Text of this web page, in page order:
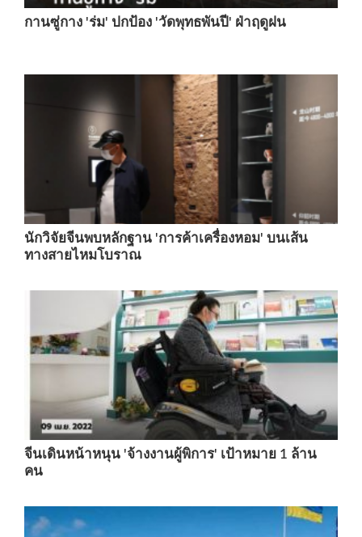
กานซู่กาง 'ร่ม' ปกป้อง 'วัดพุทธพันปี' ฝ่าฤดูฝน
นักวิจัยจีนพบหลักฐาน 'การค้าเครื่องหอม' บนเส้น
ทางสายไหมโบราณ
จีนเดินหน้าหนุน 'จ้างงานผู้พิการ' เป้าหมาย 1 ล้าน
คน